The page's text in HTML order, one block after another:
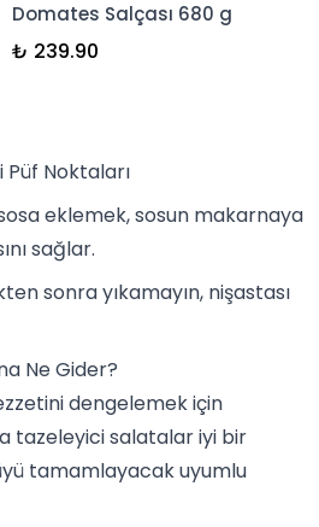
Domates Salçası 680 g
₺ 239.90
Püf Noktaları
eklemek, sosun makarnaya
sağlar.
sonra yıkamayın, nişastası
Ne Gider?
dengelemek için
tazeleyici salatalar iyi bir
tamamlayacak uyumlu